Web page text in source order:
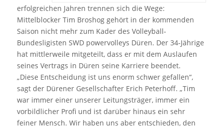
erfolgreichen Jahren trennen sich die Wege:
Mittelblocker Tim Broshog gehört in der kommenden
Saison nicht mehr zum Kader des Volleyball-
Bundesligisten SWD powervolleys Düren. Der 34-Jährige
hat mittlerweile mitgeteilt, dass er mit dem Auslaufen
seines Vertrags in Düren seine Karriere beendet.
„Diese Entscheidung ist uns enorm schwer gefallen“,
sagt der Dürener Gesellschafter Erich Peterhoff. „Tim
war immer einer unserer Leitungsträger, immer ein
vorbildlicher Profi und ist darüber hinaus ein sehr
feiner Mensch. Wir haben uns aber entschieden, den